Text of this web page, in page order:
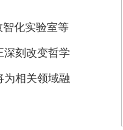
化实验室等
深刻改变哲学
为相关领域融